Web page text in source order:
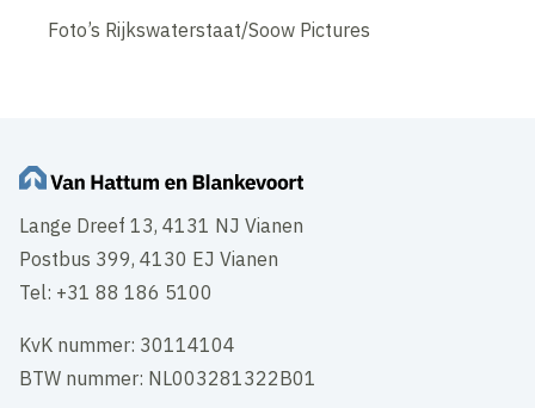
Foto’s Rijkswaterstaat/Soow Pictures
Lange Dreef 13, 4131 NJ Vianen
Postbus 399, 4130 EJ Vianen
Tel: +31 88 186 5100
KvK nummer: 30114104
BTW nummer: NL003281322B01